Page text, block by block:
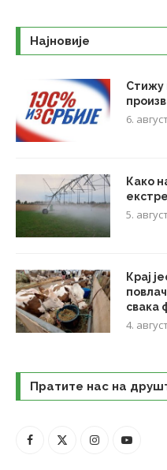
Најновије
Стижу
6.
Како
5.
Крај
свака
4.
Пратите нас на